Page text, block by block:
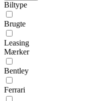
Biltype
Brugte
Leasing
Mærker
Bentley
Ferrari